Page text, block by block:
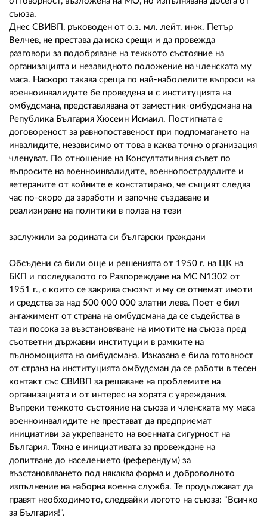
съюза.
Днес СВИВП, ръководен от о.з. мл. лейт. инж. Петър
Велчев, не престава да иска срещи и да провежда
разговори за подобряване на тежкото състояние на
организацията и незавидното положение на членската му
маса. Наскоро такава среща по най-наболелите въпроси на
военноинвалидите бе проведена и с институцията на
омбудсмана, представлявана от заместник-омбудсмана на
Република България Хюсеин Исмаил. Постигната е
договореност за равнопоставеност при подпомагането на
инвалидите, независимо от това в каква точно организация
членуват. По отношение на Консултативния съвет по
въпросите на военноинвалидите, военнопострадалите и
ветераните от войните е констатирано, че същият следва
час по-скоро да заработи и започне създаване и
реализиране на политики в полза на тези
заслужили за родината си български граждани
Обсъдени са били още и решенията от 1950 г. на ЦК на
БКП и последвалото го Разпореждане на МС N1302 от
1951 г., с които се закрива съюзът и му се отнемат имоти
и средства за над 500 000 000 златни лева. Поет е бил
ангажимент от страна на омбудсмана да се съдейства в
тази посока за възстановяване на имотите на съюза пред
съответни държавни институции в рамките на
пълномощията на омбудсмана. Изказана е била готовност
от страна на институцията омбудсман да се работи в тесен
контакт със СВИВП за решаване на проблемите на
организацията и от интерес на хората с увреждания.
Въпреки тежкото състояние на съюза и членската му маса
военноинвалидите не престават да предприемат
инициативи за укрепването на военната сигурност на
България. Тяхна е инициативата за провеждане на
допитване до населението (референдум) за
възстановяването под някаква форма и доброволното
изпълнение на наборна военна служба. Те продължават да
правят необходимото, следвайки логото на съюза: "Всичко
за България!".